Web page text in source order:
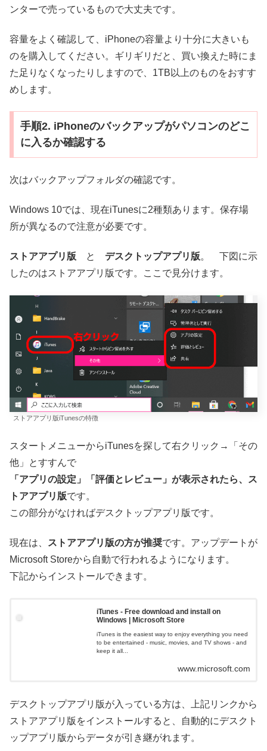
ンターで売っているもので大丈夫です。
容量をよく確認して、iPhoneの容量より十分に大きいも
のを購入してください。ギリギリだと、買い換えた時にま
た足りなくなったりしますので、1TB以上のものをおすす
めします。
手順2. iPhoneのバックアップがパソコンのどこ
に入るか確認する
次はバックアップフォルダの確認です。
Windows 10では、現在iTunesに2種類あります。保存場
所が異なるので注意が必要です。
ストアアプリ版 と デスクトップアプリ版。 下図に示
したのはストアアプリ版です。ここで見分けます。
ストアアプリ版iTunesの特徴
スタートメニューからiTunesを探して右クリック→「その
他」とすすんで
「アプリの設定」「評価とレビュー」が表示されたら、ス
トアアプリ版です。
この部分がなければデスクトップアプリ版です。
現在は、 ストアアプリ版の方が推奨です。アップデートが
Microsoft Storeから自動で行われるようになります。
下記からインストールできます。
iTunes - Free download and install on
Windows | Microsoft Store
iTunes is the easiest way to enjoy everything you need
to be entertained - music, movies, and TV shows - and
keep it all...
www.microsoft.com
デスクトップアプリ版が入っている方は、上記リンクから
ストアアプリ版をインストールすると、自動的にデスクト
ップアプリ版からデータが引き継がれます。